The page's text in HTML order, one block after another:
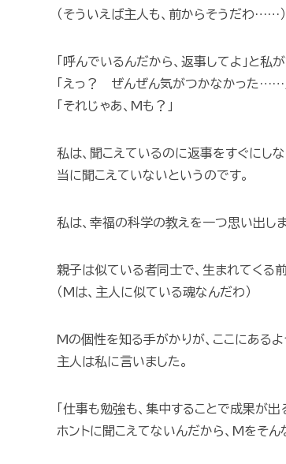
（そういえば主人も、前からそうだわ……）
「呼んでいるんだから、返事してよ」と私が
「えっ？ ぜんぜん気がつかなかった……
「それじゃあ、Mも？」
私は、聞こえているのに返事をすぐにし
当に聞こえていないというのです。
私は、幸福の科学の教えを一つ思い出しま
親子は似ている者同士で、生まれてくる
（Mは、主人に似ている魂なんだわ）
Mの個性を知る手がかりが、ここにあるよ
主人は私に言いました。
「仕事も勉強も、集中することで成果が
ホントに聞こえてないんだから、Mをそん